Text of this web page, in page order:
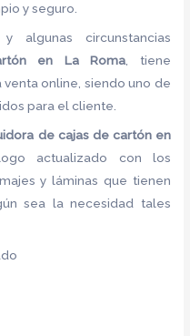
y seguro.
algunas circunstancias
en La Roma , tiene
online, siendo uno de
para el cliente.
de cajas de cartónen
actualizado con los
y láminas que tienen
sea la necesidad tales